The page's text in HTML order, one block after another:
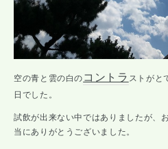
空の青と雲の白のコントラ ストがと
日でした。
試飲が出来ない中ではありましたが、
当にありがとうございました。